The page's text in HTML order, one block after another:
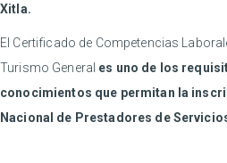
Xitla.
El Certificado de Competencias
Turismo General es uno de los
conocimientos que permitan la
Nacional de Prestadores de